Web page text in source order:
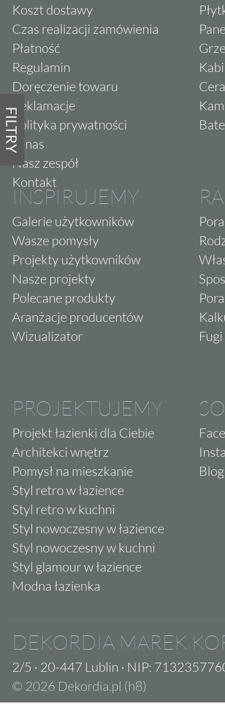
FILTRY
Koszt dostawy
Czas realizacji zamówienia
Płatność
Regulamin
Doręczenie towaru
Reklamacje
Polityka prywatności
O nas
Nasz zespół
Kontakt
INSPIRUJEMY
Galerie użytkowników
Wasze pomysły
Projekty użytkowników
Nasze projekty
Polecane produkty
Aranżacje producentów
Wizualizator
PROJEKTUJEMY
Projekt łazienki dla Ciebie
Architekci wnętrz
Pomysł na mieszkanie
Styl retro w łazience
Styl retro w kuchni
Styl nowoczesny w łazience
Styl nowoczesny w kuchni
Styl glamour w łazience
Modna łazienka
Blog
DEKORDIA MAREK
2/5 · 20-447 Lublin · NIP:
© 2026 Dekordia.pl (h8)